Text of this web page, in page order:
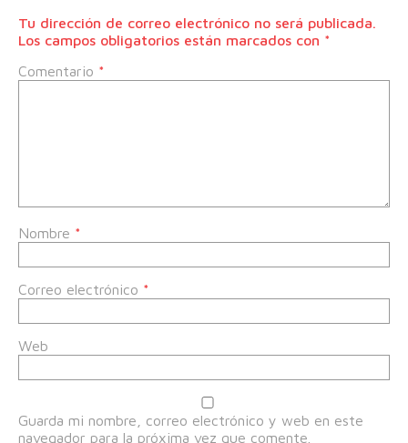
Tu dirección de correo electrónico no será publicada.
Los campos obligatorios están marcados con *
Comentario *
Nombre *
Correo electrónico *
Web
Guarda mi nombre, correo electrónico y web en este
navegador para la próxima vez que comente.